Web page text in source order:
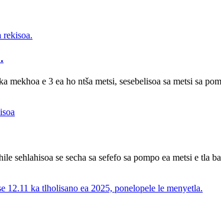
e 3 ea ho ntša metsi, sesebelisoa sa metsi sa
sehlahisoa se secha sa sefefo sa pompo ea metsi e tla